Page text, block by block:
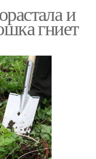
и
гниет